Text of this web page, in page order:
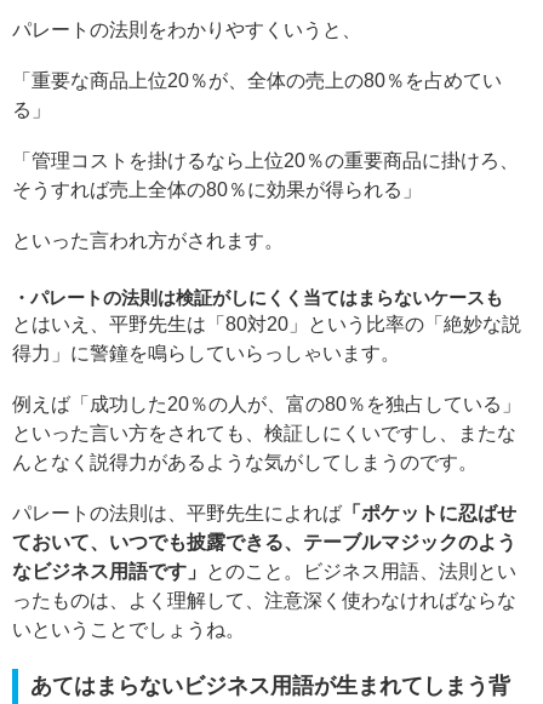
パレートの法則をわかりやすくいうと、
「重要な商品上位20％が、全体の売上の80％を占めてい
る」
「管理コストを掛けるなら上位20％の重要商品に掛けろ、
そうすれば売上全体の80％に効果が得られる」
といった言われ方がされます。
パレートの法則は検証がしにくく当てはまらないケースも
とはいえ、平野先生は「80対20」という比率の「絶妙な説
得力」に警鐘を鳴らしていらっしゃいます。
例えば「成功した20％の人が、富の80％を独占している」
といった言い方をされても、検証しにくいですし、またな
んとなく説得力があるような気がしてしまうのです。
パレートの法則は、平野先生によれば 「ポケットに忍ばせ
ておいて、いつでも披露できる、テーブルマジックのよう
なビジネス用語です」
とのこと。ビジネス用語、法則とい
ったものは、よく理解して、注意深く使わなければならな
いということでしょうね。
あてはまらないビジネス用語が生まれてしまう背